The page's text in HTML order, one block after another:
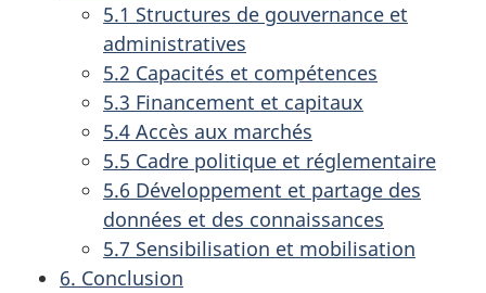
5.1 Structures de gouvernance et
administratives
5.2 Capacités et compétences
5.3 Financement et capitaux
5.4 Accès aux marchés
5.5 Cadre politique et réglementaire
5.6 Développement et partage des
données et des connaissances
5.7 Sensibilisation et mobilisation
6. Conclusion